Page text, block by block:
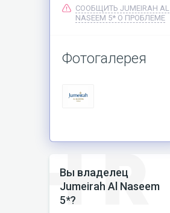
СООБЩИТЬ JUMEIRAH AL
NASEEM 5* О ПРОБЛЕМЕ
Фотогалерея
Вы владелец
Jumeirah Al Naseem
5*?